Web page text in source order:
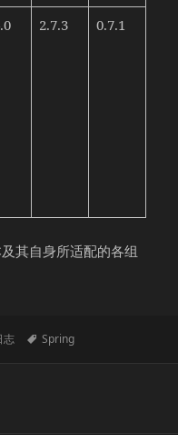
2.7.3 0.7.1
其自身所适配的各组
志
标
Spring